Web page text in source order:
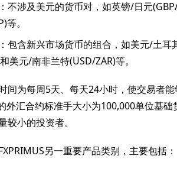
不涉及美元的货币对，如英镑/日元
等。
包含新兴市场货币的组合，如美元/土耳
美元/南非兰特(USD/ZAR)等。
间为每周5天、每天24小时，使交易者
外汇合约标准手大小为100,000单位基
较小的投资者。
另一重要产品类别，主要包括：